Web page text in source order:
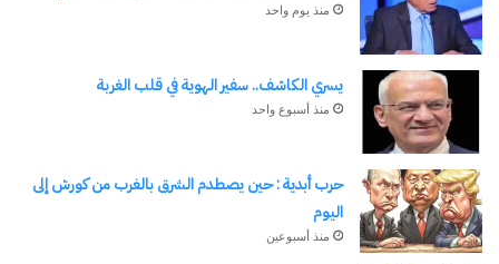
منذ يوم واحد
يسري الكاشف.. سفير الهوية في قلب الغربة
منذ أسبوع واحد
حرب أبدية : حين يصطدم الشرق بالغرب من كورش إلى
اليوم
منذ أسبوعين